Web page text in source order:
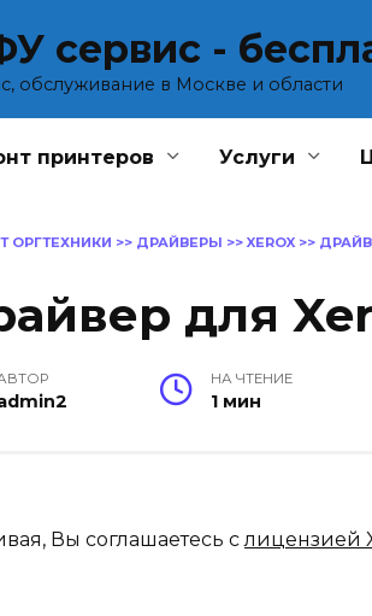
сервис -
обслуживание в Москве и области
принтеров Услуги
ОРГТЕХНИКИ >> ДРАЙВЕРЫ >> XEROX >>
для
НА ЧТЕНИЕ
1 мин
Вы соглашаетесь слицензией